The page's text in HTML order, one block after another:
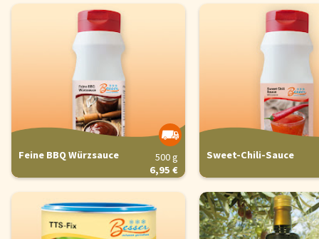
Feine BBQ Würzsauce
500 g
6,95 €
Sweet-Chili-Sauce